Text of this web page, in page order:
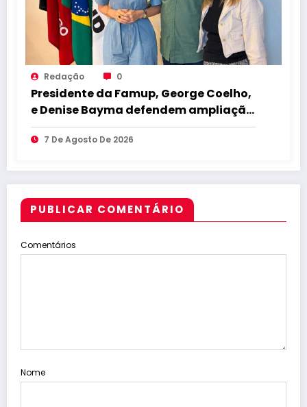
Redação 0
Presidente da Famup, George Coelho,
e Denise Bayma defendem ampliação
da participação feminina na gestão
pública em entrevista exclusiva ao
7 De Agosto De 2026
PUBLICAR COMENTÁRIO
Comentários
Nome